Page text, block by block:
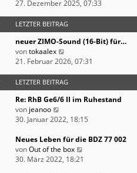
g
e
t
r
a
t
B
e
t
r
g
e
e
s
t
e
r
B
e
i
t
a
27. Dezember 2025, 07:33
LETZTER BEITRAG
neuer ZIMO-Sound (16-Bit) für…
vontokaalex
e
e
s
t
r
e
i
t
21. Februar 2026, 07:31
LETZTER BEITRAG
Re: RhB Ge6/6 II im Ruhestand
von jeanoo
e
e
s
t
30. Januar 2022, 18:15
Neues Leben für die BDZ 77 002
vonOut of the box
30. März 2022, 18:21